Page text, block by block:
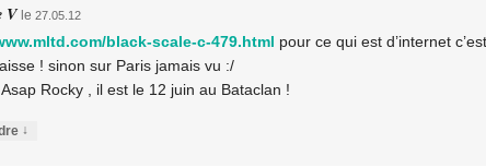
Vle 27.05.12
black-scale-c-479.html pour ce qui est d’internet
! sinon sur Paris jamais vu :/
Rocky , il est le 12 juin au Bataclan !
↓